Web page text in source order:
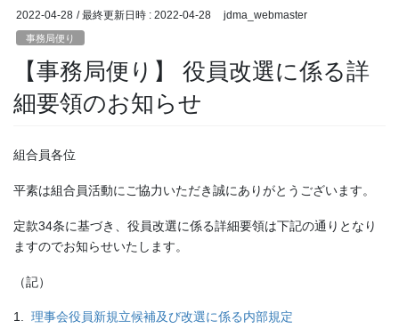
2022-04-28 / 最終更新日時 : 2022-04-28 jdma_webmaster
事務局便り
【事務局便り】 役員改選に係る詳
細要領のお知らせ
組合員各位
平素は組合員活動にご協力いただき誠にありがとうございます。
定款34条に基づき、役員改選に係る詳細要領は下記の通りとなり
ますのでお知らせいたします。
（記）
1. 理事会役員新規立候補及び改選に係る内部規定